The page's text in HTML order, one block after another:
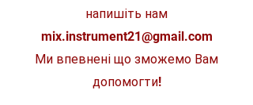
напишіть нам
mix.instrument21@gmail.com
Ми впевнені що зможемо Вам
допомогти!